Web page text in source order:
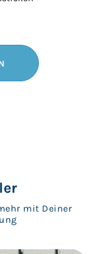
mit Deiner